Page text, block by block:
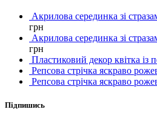
Акрилова серединка зі
грн
Акрилова серединка зі
грн
Пластиковий декор квітка із
Репсова стрічка яскраво
Репсова стрічка яскраво
Підпишись